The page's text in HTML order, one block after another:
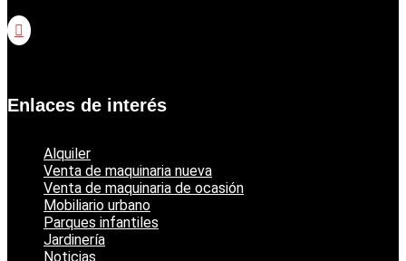

Enlaces de interés
Alquiler
Venta de maquinaria nueva
Venta de maquinaria de ocasión
Mobiliario urbano
Parques infantiles
Jardinería
Noticias